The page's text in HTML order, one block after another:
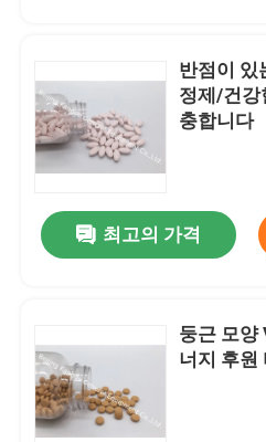
반점이 있
정제/건강
충합니다
최고의 가격
둥근 모양
너지 후원